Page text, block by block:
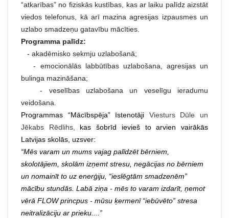
“atkarības” no fiziskās kustības, kas ar laiku palīdz aizstāt
viedos telefonus, kā arī mazina agresijas izpausmes un
uzlabo smadzeņu gatavību mācīties.
Programma palīdz:
- akadēmisko sekmju uzlabošanā;
- emocionālās labbūtības uzlabošana, agresijas un
bulinga mazināšana;
- veselības uzlabošana un veselīgu ieradumu
veidošana.
Programmas “Mācībspēja” īstenotāji Viesturs Dūle un
Jēkabs Rēdlihs,
kas
šobrīd ievieš to arvien vairākās
Latvijas skolās, uzsver:
“Mēs varam un mums vajag palīdzēt bērniem,
skolotājiem, skolām izņemt stresu, negācijas no bērniem
un nomainīt to uz enerģiju, “ieslēgtām smadzenēm”
mācību stundās. Labā ziņa - mēs to varam izdarīt, ņemot
vērā FLOW princpus - mūsu ķermenī “iebūvēto” stresa
neitralizāciju ar prieku....”